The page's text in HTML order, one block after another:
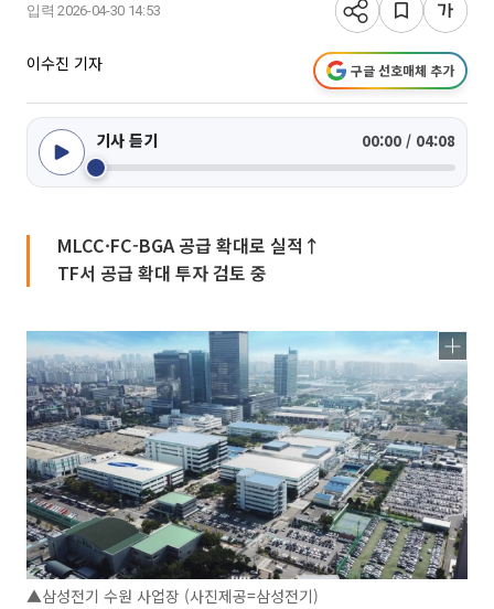
입력 2026-04-30 14:53
이수진 기자 구글 선호매체 추가
기사 듣기 00:00 / 04:08
MLCC·FC-BGA 공급 확대로 실적↑
TF서 공급 확대 투자 검토 중
▲삼성전기 수원 사업장 (사진제공=삼성전기)